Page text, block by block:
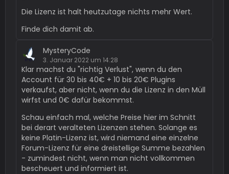
Die Lizenz ist halt heutzutage nichts mehr Wert.
Finde dich damit ab.
MysteryCode
3. Januar 2022 um 14:28
Klar machst du "richtig Verlust", wenn du den
Account für 30 bis 40€ + 10 bis 20€ Plugins
verkaufst, aber nicht, wenn du die Lizenz in den Müll
wirfst und 0€ dafür bekommst.
Schau einfach mal, welche Preise hier im Schnitt
bei derart veralteten Lizenzen stehen. Solange es
keine Platin-Lizenz ist, wird niemand eine einzelne
Forum-Lizenz für eine dreistellige Summe bezahlen
- zumindest nicht, wenn man nicht vollkommen
bescheuert und informiert ist.